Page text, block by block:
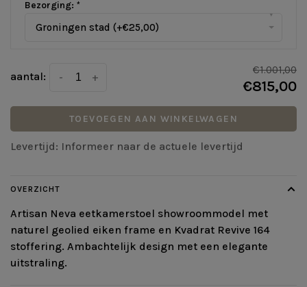
Bezorging: *
Groningen stad (+€25,00)
▾
aantal: +
-
€1.001,00
€815,00
TOEVOEGEN AAN WINKELWAGEN
Levertijd: Informeer naar de actuele levertijd
OVERZICHT
Artisan Neva eetkamerstoel showroommodel met
naturel geolied eiken frame en Kvadrat Revive 164
stoffering. Ambachtelijk design met een elegante
uitstraling.